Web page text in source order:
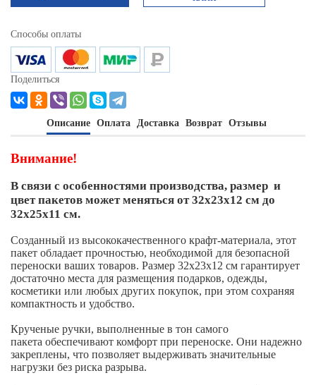
Способы оплаты
Поделиться
Описание Оплата Доставка Возврат Отзывы
Внимание!
В связи с особенностями производства, размер и
цвет пакетов может меняться от 32х23х12 см до
32х25х11 см.
Созданный из высококачественного крафт-материала, этот
пакет обладает прочностью, необходимой для безопасной
переноски ваших товаров. Размер 32х23х12 см гарантирует
достаточно места для размещения подарков, одежды,
косметики или любых других покупок, при этом сохраняя
компактность и удобство.
Крученые ручки, выполненные в тон самого
пакета обеспечивают комфорт при переноске. Они надежно
закреплены, что позволяет выдерживать значительные
нагрузки без риска разрыва.